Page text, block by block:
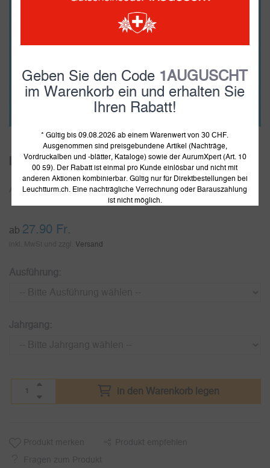
Leuchtturm Vordruckblätter Vatikan
Artikelnummer:800347
ab 27.90 Fr.
Versand
in den Warenkorb legen
Geben Sie den Code 1AUGUSCHT
im Warenkorb ein und erhalten Sie
Ihren Rabatt!
* Gültig bis 09.08.2026 ab einem Warenwert von 30 CHF.
Ausgenommen sind preisgebundene Artikel (Nachträge,
Vordruckalben und -blätter, Kataloge) sowie der AurumXpert (Art. 10
00 59). Der Rabatt ist einmal pro Kunde einlösbar und nicht mit
anderen Aktionen kombinierbar. Gültig nur für Direktbestellungen bei
Leuchtturm.ch. Eine nachträgliche Verrechnung oder Barauszahlung
ist nicht möglich.